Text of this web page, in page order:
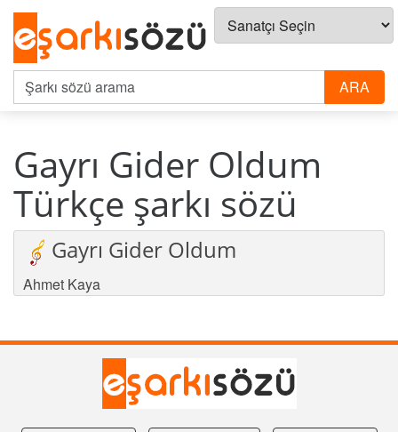
Gayrı Gider Oldum
Türkçe şarkı sözü
Gayrı Gider Oldum
Ahmet Kaya